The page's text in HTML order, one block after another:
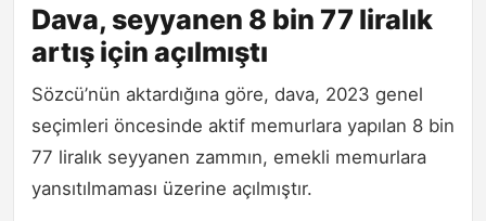
Dava, seyyanen 8 bin 77 liralık
artış için açılmıştı
Sözcü’nün aktardığına göre, dava, 2023 genel
seçimleri öncesinde aktif memurlara yapılan 8 bin
77 liralık seyyanen zammın, emekli memurlara
yansıtılmaması üzerine açılmıştır.